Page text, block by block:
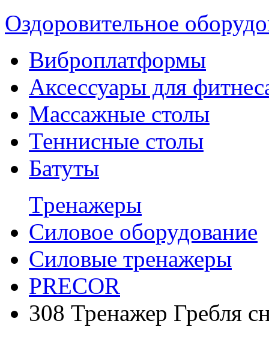
Оздоровительное
Виброплатформы
Аксессуары для
Массажные столы
Теннисные столы
Батуты
Tренажеры
Силовое оборудование
Силовые тренажеры
PRECOR
308 Тренажер Гребля